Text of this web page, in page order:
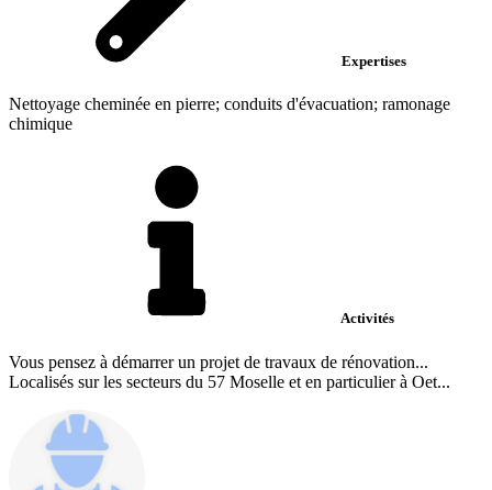
Expertises
Nettoyage cheminée en pierre; conduits d'évacuation; ramonage
chimique
Activités
Vous pensez à démarrer un projet de travaux de rénovation...
Localisés sur les secteurs du 57 Moselle et en particulier à Oet...